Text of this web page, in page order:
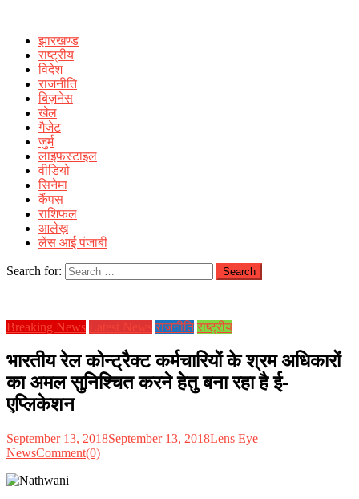
झारखण्ड
राष्ट्रीय
विदेश
राजनीति
बिज़नेस
खेल
गैजेट
जुर्म
लाइफस्टाइल
वीडियो
सिनेमा
कैंपस
राशिफल
आलेख़
लेंस आई पंजाबी
Search for:
Breaking News Latest News राजनीति राष्ट्रीय
भारतीय रेल कोन्ट्रैक्ट कर्मचारियों के श्रम अधिकारों
का अमल सुनिश्चित करने हेतु बना रहा है ई-
एप्लिकेशन
September 13, 2018September 13, 2018Lens Eye
NewsComment(0)